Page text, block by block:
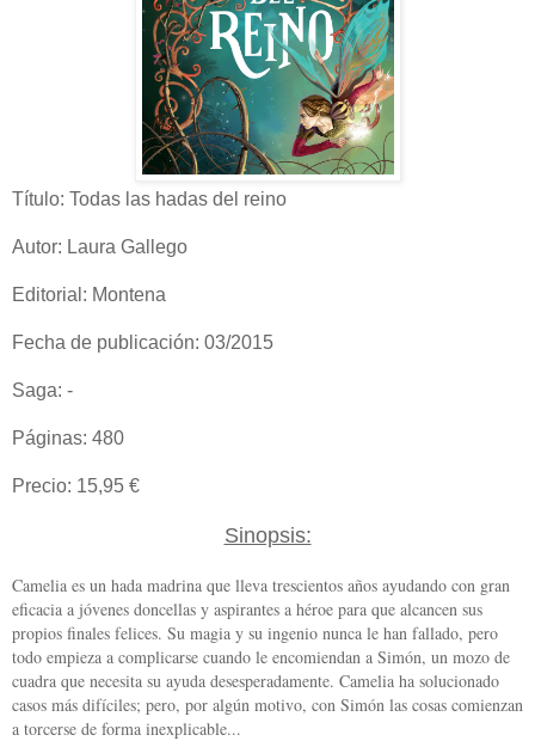
Título: Todas las hadas del reino
Autor: Laura Gallego
Editorial: Montena
Fecha de publicación: 03/2015
Saga: -
Páginas: 480
Precio: 15,95 €
Sinopsis:
Camelia es un hada madrina que lleva trescientos años ayudando con gran
eficacia a jóvenes doncellas y aspirantes a héroe para que alcancen sus
propios finales felices. Su magia y su ingenio nunca le han fallado, pero
todo empieza a complicarse cuando le encomiendan a Simón, un mozo de
cuadra que necesita su ayuda desesperadamente. Camelia ha solucionado
casos más difíciles; pero, por algún motivo, con Simón las cosas comienzan
a torcerse de forma inexplicable...